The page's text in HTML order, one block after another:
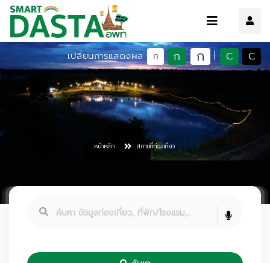
เปลี่ยนการแสดงผล ก ก ก C C
หน้าหลัก สถานที่ท่องเที่ยว